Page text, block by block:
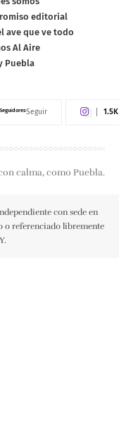
editorial
ave que ve todo
Al Aire
Puebla
SeguidoresSeguir 1.5K
calma, como Puebla.
con sede en
o referenciado libremente